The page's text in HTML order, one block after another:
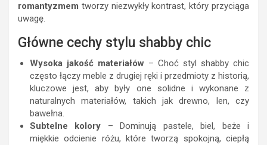
romantyzmem tworzy niezwykły kontrast, który przyciąga
uwagę.
Główne cechy stylu shabby chic
Wysoka jakość materiałów – Choć styl shabby chic
często łączy meble z drugiej ręki i przedmioty z historią,
kluczowe jest, aby były one solidne i wykonane z
naturalnych materiałów, takich jak drewno, len, czy
bawełna.
Subtelne kolory – Dominują pastele, biel, beże i
miękkie odcienie różu, które tworzą spokojną, ciepłą